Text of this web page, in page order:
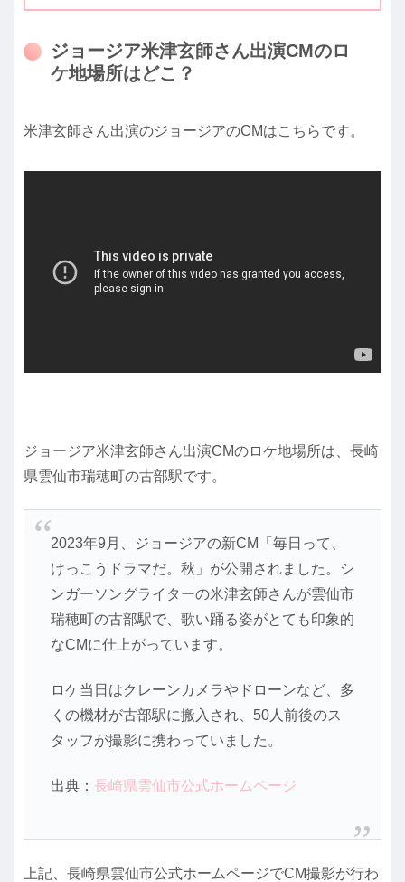
ジョージア米津玄師さん出演CMのロ
ケ地場所はどこ？
米津玄師さん出演のジョージアのCMはこちらです。
ジョージア米津玄師さん出演CMのロケ地場所は、長崎
県雲仙市瑞穂町の古部駅です。
2023年9月、ジョージアの新CM「毎日って、
けっこうドラマだ。秋」が公開されました。シ
ンガーソングライターの米津玄師さんが雲仙市
瑞穂町の古部駅で、歌い踊る姿がとても印象的
なCMに仕上がっています。
ロケ当日はクレーンカメラやドローンなど、多
くの機材が古部駅に搬入され、50人前後のス
タッフが撮影に携わっていました。
出典： 長崎県雲仙市公式ホームページ
上記、長崎県雲仙市公式ホームページでCM撮影が行わ